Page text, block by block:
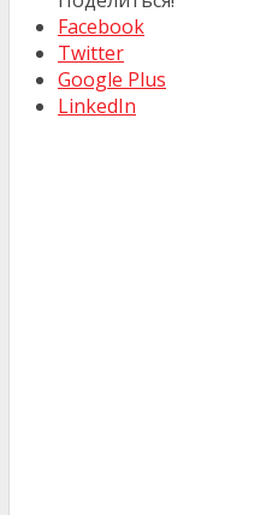
Facebook
Twitter
Google Plus
LinkedIn